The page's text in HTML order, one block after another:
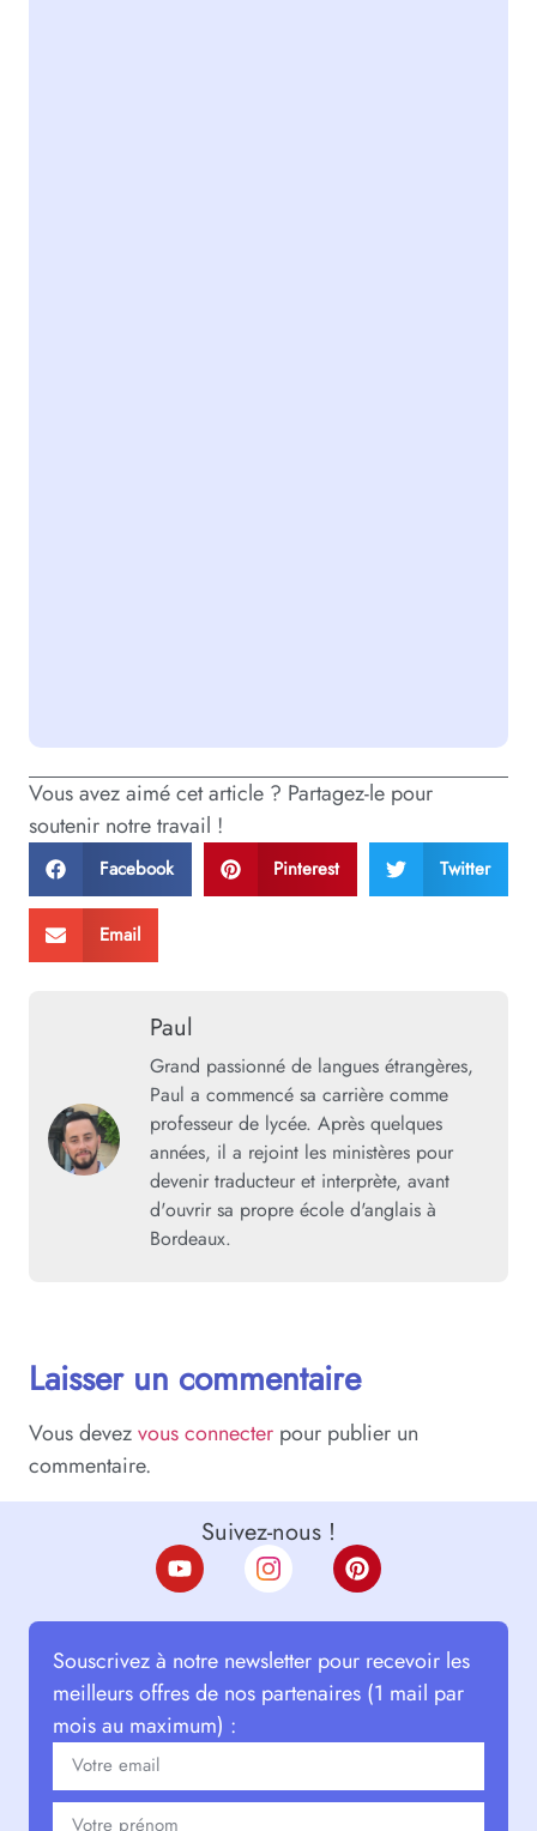
Vous avez aimé cet article ? Partagez-le pour
soutenir notre travail !
Facebook Pinterest Twitter
Email
Paul
Grand passionné de langues étrangères,
Paul a commencé sa carrière comme
professeur de lycée. Après quelques
années, il a rejoint les ministères pour
devenir traducteur et interprète, avant
d'ouvrir sa propre école d'anglais à
Bordeaux.
Laisser un commentaire
Vous devezvous connecter pour publier un
commentaire.
Suivez-nous !
Souscrivez à notre newsletter pour recevoir les
meilleurs offres de nos partenaires (1 mail par
mois au maximum) :